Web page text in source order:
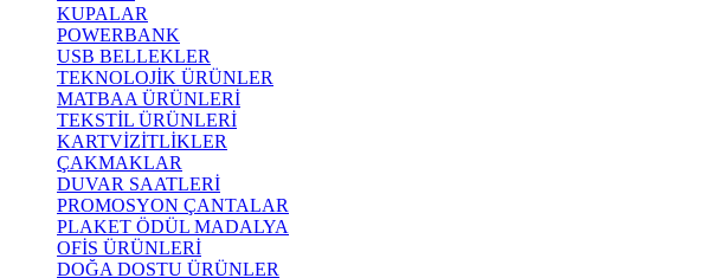
KUPALAR
POWERBANK
USB BELLEKLER
TEKNOLOJİK ÜRÜNLER
MATBAA ÜRÜNLERİ
TEKSTİL ÜRÜNLERİ
KARTVİZİTLİKLER
ÇAKMAKLAR
DUVAR SAATLERİ
PROMOSYON ÇANTALAR
PLAKET ÖDÜL MADALYA
OFİS ÜRÜNLERİ
DOĞA DOSTU ÜRÜNLER